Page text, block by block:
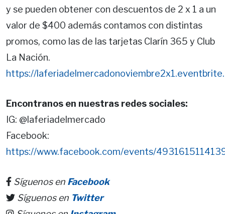
y se pueden obtener con descuentos de 2 x 1 a un
valor de $400 además contamos con distintas
promos, como las de las tarjetas Clarín 365 y Club
La Nación.
https://
Encontranos en nuestras redes sociales:
IG: @laferiadelmercado
Facebook:
https://www.facebook.com/events/
Síguenos en Facebook
Síguenos en Twitter